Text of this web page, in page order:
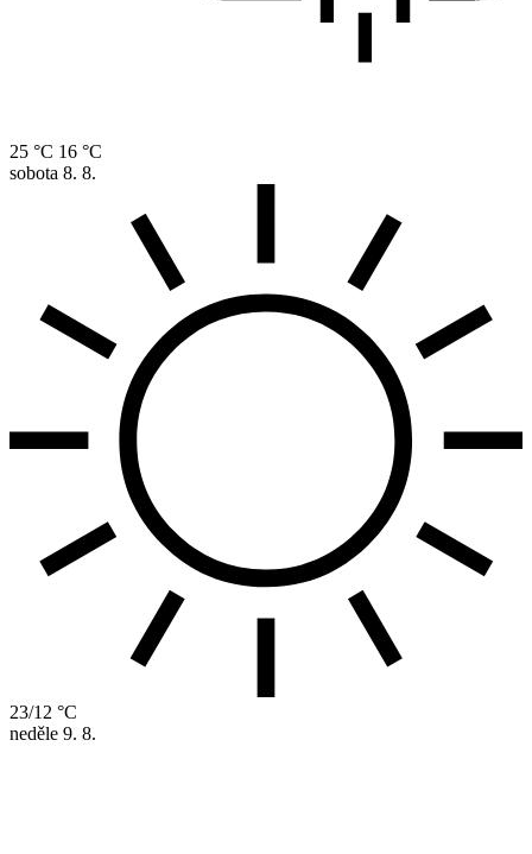
25 °C 16 °C
sobota 8. 8.
23/12 °C
neděle 9. 8.